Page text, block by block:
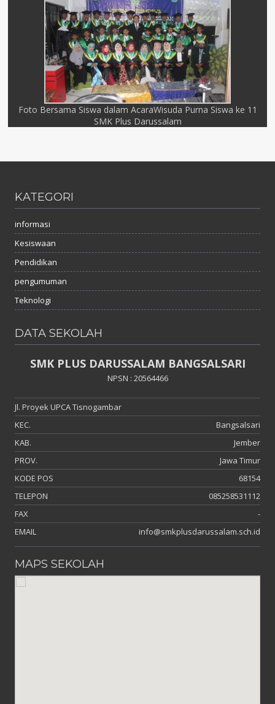
Foto Bersama Siswa dalam AcaraWisuda Purna Siswa ke 11
SMK Plus Darussalam
KATEGORI
informasi
Kesiswaan
Pendidikan
pengumuman
Teknologi
DATA SEKOLAH
SMK PLUS DARUSSALAM BANGSALSARI
NPSN : 20564466
Jl. Proyek UPCA Tisnogambar
KEC.
Bangsalsari
KAB.
Jember
PROV.
Jawa Timur
KODE POS
68154
TELEPON
085258531112
FAX
-
EMAIL
info@smkplusdarussalam.sch.id
MAPS SEKOLAH